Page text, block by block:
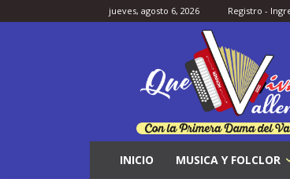
jueves, agosto 6, 2026 Registro -
INICIO MUSICA Y FOLCLOR